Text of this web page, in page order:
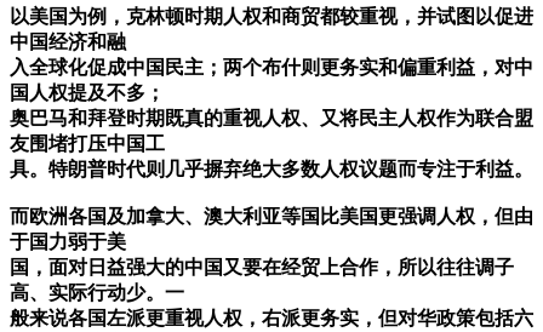
以美国为例，克林顿时期人权和商贸都较重视，并试图以促进
中国经济和融
入全球化促成中国民主；两个布什则更务实和偏重利益，对中
国人权提及不多；
奥巴马和拜登时期既真的重视人权、又将民主人权作为联合盟
友围堵打压中国工
具。特朗普时代则几乎摒弃绝大多数人权议题而专注于利益。
而欧洲各国及加拿大、澳大利亚等国比美国更强调人权，但由
于国力弱于美
国，面对日益强大的中国又要在经贸上合作，所以往往调子
高、实际行动少。一
般来说各国左派更重视人权，右派更务实，但对华政策包括六